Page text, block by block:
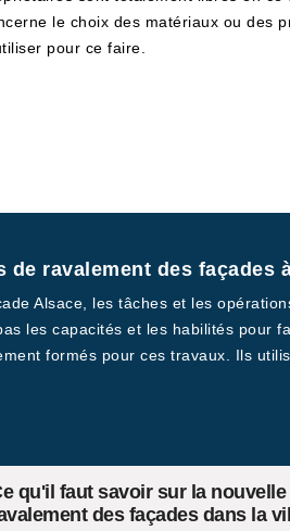
le choix des matériaux ou des
pour ce faire.
ravalement des façades
Alsace, les tâches et les
les capacités et les habilités pour
formés pour ces travaux. Ils
qu'il faut savoir sur la
des façades dans la